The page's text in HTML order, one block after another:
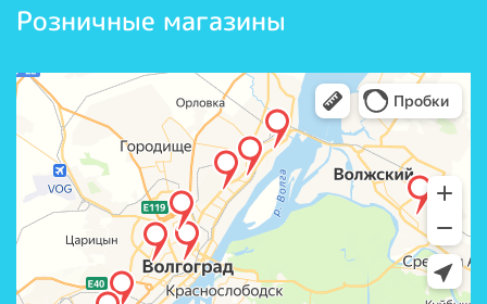
Розничные магазины